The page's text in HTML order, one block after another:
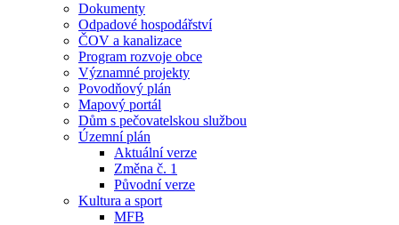
Dokumenty
Odpadové hospodářství
ČOV a kanalizace
Program rozvoje obce
Významné projekty
Povodňový plán
Mapový portál
Dům s pečovatelskou službou
Územní plán
Aktuální verze
Změna č. 1
Původní verze
Kultura a sport
MFB